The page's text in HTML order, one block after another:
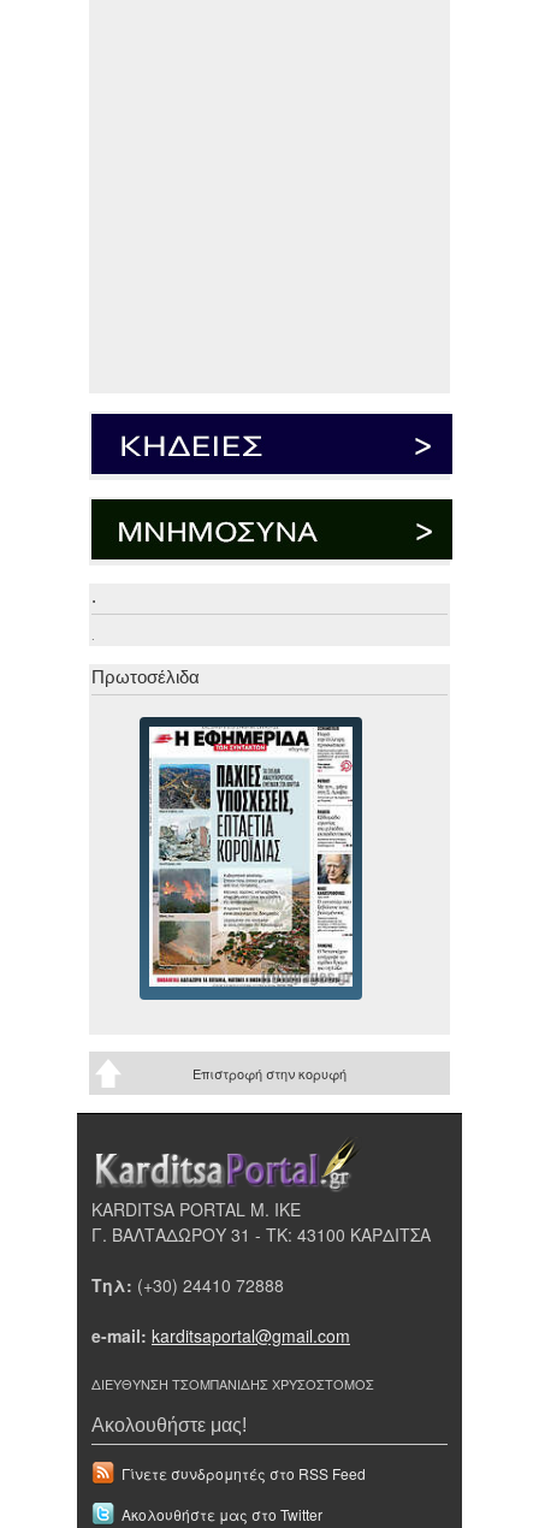
.
.
Πρωτοσέλιδα
Επιστροφή στην κορυφή
KARDITSA PORTAL Μ. ΙΚΕ
Γ. ΒΑΛΤΑΔΩΡΟΥ 31 - ΤΚ: 43100 ΚΑΡΔΙΤΣΑ
Τηλ: (+30) 24410 72888
e-mail: karditsaportal@gmail.com
ΔΙΕΥΘΥΝΣΗ ΤΣΟΜΠΑΝΙΔΗΣ ΧΡΥΣΟΣΤΟΜΟΣ
Ακολουθήστε μας!
Γίνετε συνδρομητές στο RSS Feed
Ακολουθήστε μας στο Twitter